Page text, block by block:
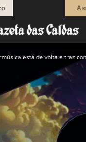
está de volta e traz